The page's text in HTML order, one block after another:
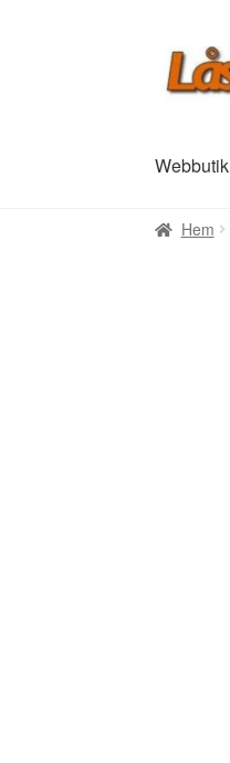
Hoppa
till
Hoppa
till
Webbutik
Hem